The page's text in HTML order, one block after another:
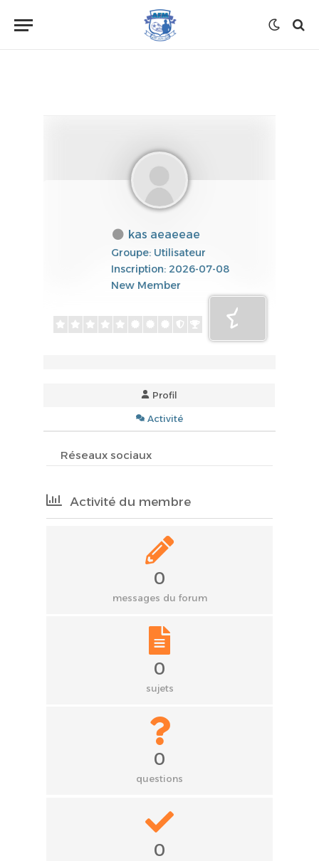
kas aeaeeae
Groupe: Utilisateur
Inscription: 2026-07-08
New Member
Profil
Activité
Réseaux sociaux
Activité du membre
0
messages du forum
0
sujets
0
questions
0